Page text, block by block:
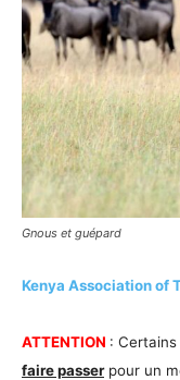
Gnous et guépard
Kenya Association of
ATTENTION :
faire passerpour un